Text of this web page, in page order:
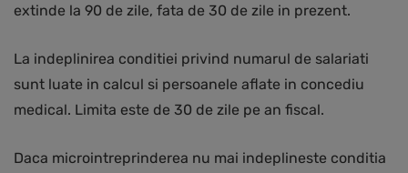
extinde la 90 de zile, fata de 30 de zile in prezent.
La indeplinirea conditiei privind numarul de salariati
sunt luate in calcul si persoanele aflate in concediu
medical. Limita este de 30 de zile pe an fiscal.
Daca microintreprinderea nu mai indeplineste conditia